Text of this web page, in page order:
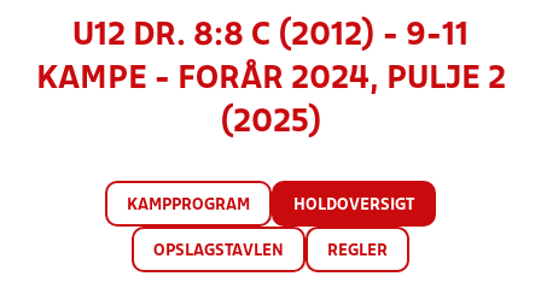
U12 DR. 8:8 C (2012) - 9-11
KAMPE - FORÅR 2024, PULJE 2
(2025)
KAMPPROGRAM HOLDOVERSIGT
OPSLAGSTAVLEN REGLER